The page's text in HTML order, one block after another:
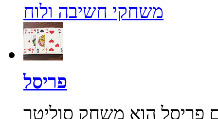
משחקי חשיבה ולוח
פריסל